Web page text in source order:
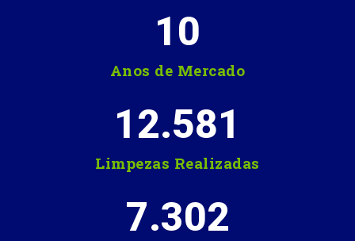
Anos de Mercado
10
Limpezas Realizadas
12.581
7.302